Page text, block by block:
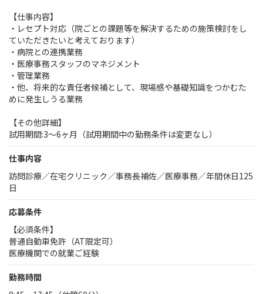
【仕事内容】
・レセプト対応（院ごとの課題等を解決するための施策検討をし
ていただきたいと考えております）
・病院との連携業務
・医療事務スタッフのマネジメント
・管理業務
・他、将来的な責任者候補として、現場感や基礎知識をつかむた
めに発生しうる業務
【その他詳細】
試用期間:3～6ヶ月（試用期間中の勤務条件は変更なし）
仕事内容
訪問診療／在宅クリニック／事務長補佐／医療事務／年間休日125
日
応募条件
【必須条件】
普通自動車免許（AT限定可）
医療機関での就業ご経験
勤務時間